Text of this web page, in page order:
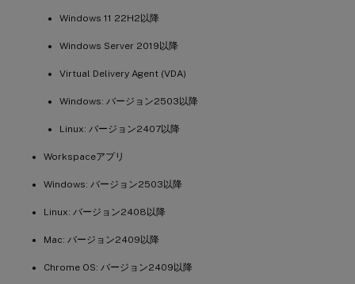
Windows 11 22H2以降
Windows Server 2019以降
Virtual Delivery Agent (VDA)
Windows: バージョン2503以降
Linux: バージョン2407以降
Workspaceアプリ
Windows: バージョン2503以降
Linux: バージョン2408以降
Mac: バージョン2409以降
Chrome OS: バージョン2409以降